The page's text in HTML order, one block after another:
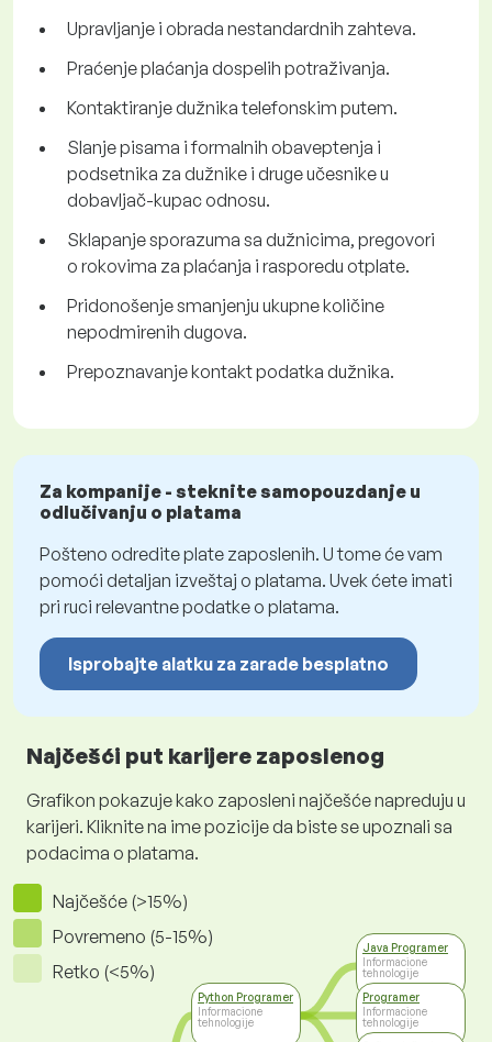
Upravljanje i obrada nestandardnih zahteva.
Praćenje plaćanja dospelih potraživanja.
Kontaktiranje dužnika telefonskim putem.
Slanje pisama i formalnih obaveptenja i
podsetnika za dužnike i druge učesnike u
dobavljač-kupac odnosu.
Sklapanje sporazuma sa dužnicima, pregovori
o rokovima za plaćanja i rasporedu otplate.
Pridonošenje smanjenju ukupne količine
nepodmirenih dugova.
Prepoznavanje kontakt podatka dužnika.
Za kompanije - steknite samopouzdanje u
odlučivanju o platama
Pošteno odredite plate zaposlenih. U tome će vam
pomoći detaljan izveštaj o platama. Uvek ćete imati
pri ruci relevantne podatke o platama.
Isprobajte alatku za zarade besplatno
Najčešći put karijere zaposlenog
Grafikon pokazuje kako zaposleni najčešće napreduju u
karijeri. Kliknite na ime pozicije da biste se upoznali sa
podacima o platama.
Najčešće (>15%)
Povremeno (5-15%)
Retko (<5%)
Python Programer
Informacione
tehnologije
Java Programer
Informacione
tehnologije
Programer
Informacione
tehnologije